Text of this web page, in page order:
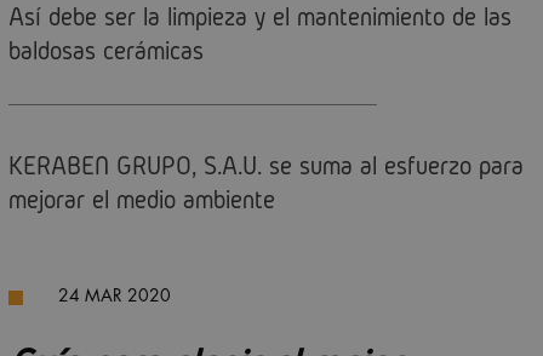
Así debe ser la limpieza y el mantenimiento de las
baldosas cerámicas
KERABEN GRUPO, S.A.U. se suma al esfuerzo para
mejorar el medio ambiente
24 MAR 2020